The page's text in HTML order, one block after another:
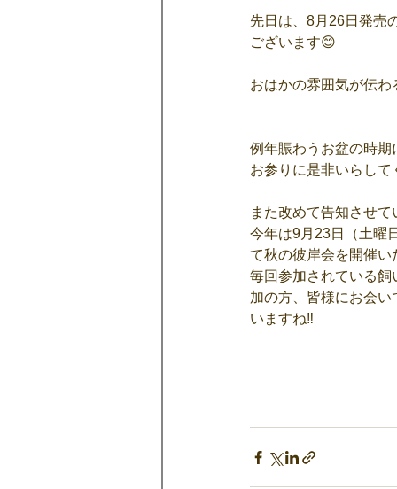
先日は、8月26日発売
ございます😊
おはかの雰囲気が伝わ
例年賑わうお盆の時期
お参りに是非いらして
また改めて告知させ
今年は9月23日（土曜
て秋の彼岸会を開催
毎回参加されている
加の方、皆様にお会
いますね‼️